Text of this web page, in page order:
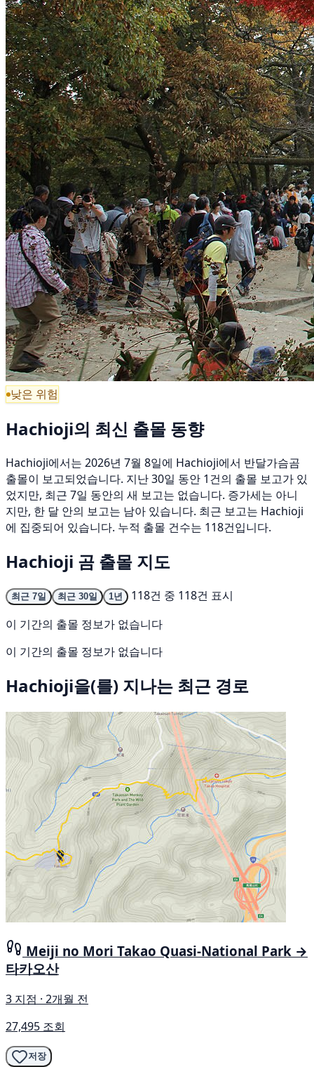
낮은 위험
Hachioji의 최신 출몰 동향
Hachioji에서는 2026년 7월 8일에 Hachioji에서 반달가슴곰
출몰이 보고되었습니다. 지난 30일 동안 1건의 출몰 보고가 있
었지만, 최근 7일 동안의 새 보고는 없습니다. 증가세는 아니
지만, 한 달 안의 보고는 남아 있습니다. 최근 보고는 Hachioji
에 집중되어 있습니다. 누적 출몰 건수는 118건입니다.
Hachioji 곰 출몰 지도
최근 7일 최근 30일 1년
118건 중 118건 표시
이 기간의 출몰 정보가 없습니다
이 기간의 출몰 정보가 없습니다
Hachioji을(를) 지나는 최근 경로
Meiji no Mori Takao Quasi-National Park →
타카오산
3 지점 · 2개월 전
27,495 조회
저장